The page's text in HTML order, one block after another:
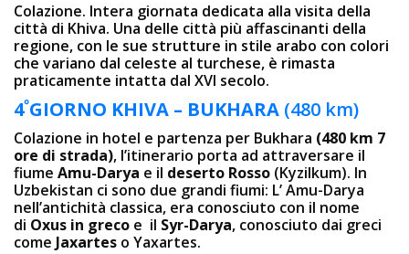
Colazione. Intera giornata dedicata alla visita della
città di Khiva. Una delle città più affascinanti della
regione, con le sue strutture in stile arabo con colori
che variano dal celeste al turchese, è rimasta
praticamente intatta dal XVI secolo.
4ºGIORNO KHIVA – BUKHARA (480 km)
Colazione in hotel e partenza per Bukhara (480 km 7
ore di strada), l’itinerario porta ad attraversare il
fiume Amu-Darya e il deserto Rosso (Kyzilkum). In
Uzbekistan ci sono due grandi fiumi: L’ Amu-Darya
nell’antichità classica, era conosciuto con il nome
di Oxus in greco e il Syr-Darya, conosciuto dai greci
come Jaxartes o Yaxartes.